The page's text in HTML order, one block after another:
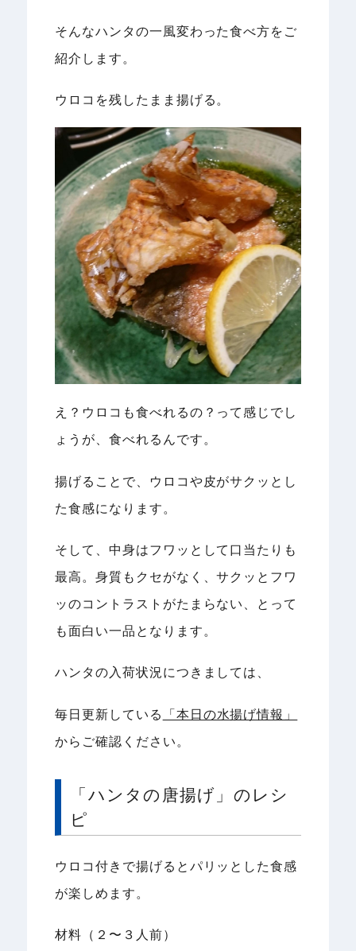
そんなハンタの一風変わった食べ方をご
紹介します。
ウロコを残したまま揚げる。
え？ウロコも食べれるの？って感じでし
ょうが、食べれるんです。
揚げることで、ウロコや皮がサクッとし
た食感になります。
そして、中身はフワッとして口当たりも
最高。身質もクセがなく、サクッとフワ
ッのコントラストがたまらない、とって
も面白い一品となります。
ハンタの入荷状況につきましては、
毎日更新している 「本日の水揚げ情報」
からご確認ください。
「ハンタの唐揚げ」のレシ
ピ
ウロコ付きで揚げるとパリッとした食感
が楽しめます。
材料（２〜３人前）